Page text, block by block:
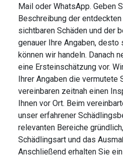
Mail oder WhatsApp. Geben
Beschreibung der
sichtbaren Schäden und der
genauer Ihre Angaben,
können wir handeln. Danach
eine Ersteinschätzung vor.
Ihrer Angaben die vermutete
vereinbaren zeitnah einen
Ihnen vor Ort. Beim
unser erfahrener
relevanten Bereiche
Schädlingsart und das
Anschließend erhalten Sie